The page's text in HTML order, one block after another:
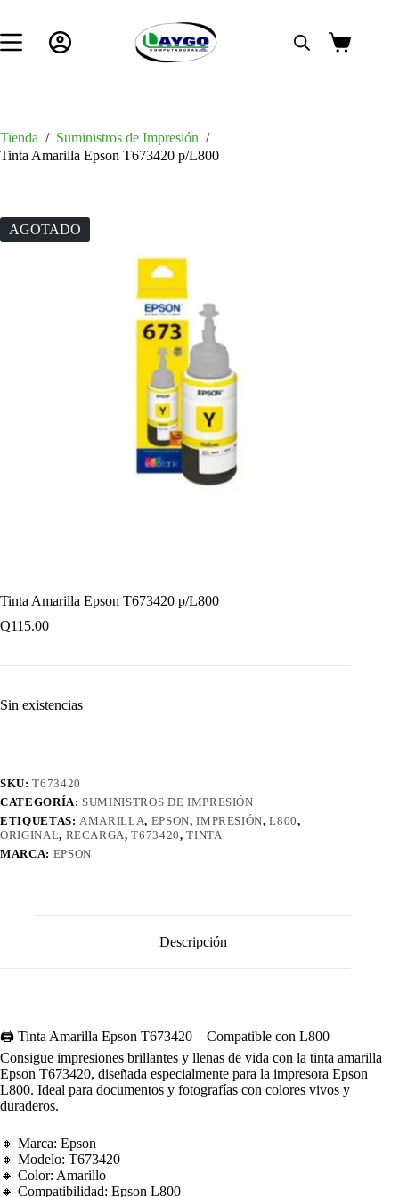
contenido
Carro
Tienda / Suministros de Impresión /
Tinta Amarilla Epson T673420 p/L800
AGOTADO
Tinta Amarilla Epson T673420 p/L800
Q115.00
Sin existencias
SKU:T673420
CATEGORÍA: SUMINISTROS DE IMPRESIÓN
ETIQUETAS: AMARILLA, EPSON,IMPRESIÓN,L800,
ORIGINAL, RECARGA,T673420,TINTA
MARCA: EPSON
Descripción
🖨️ Tinta Amarilla Epson T673420 – Compatible con L800
Consigue impresiones brillantes y llenas de vida con la tinta amarilla
Epson T673420, diseñada especialmente para la impresora Epson
L800. Ideal para documentos y fotografías con colores vivos y
duraderos.
🔸 Marca: Epson
🔸 Modelo: T673420
🔸 Color: Amarillo
🔸 Compatibilidad: Epson L800